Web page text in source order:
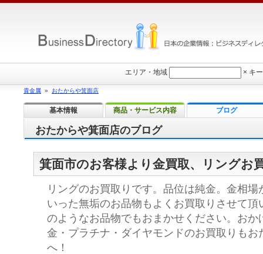
おたからや箕面店のブログ
箕面市のお客様より金買取、リングお
リングのお買取りです。品位は純金。金相場
いった無垢のお品物もよくお買取りさせて頂
のようなお品物でもおまかせください。おか
金・プラチナ・ダイヤモンドのお買取りもお
へ！
エリア・地域 × キ
貴金属 » おたからや箕面店
基本情報 商品・サービス内容 ブログ